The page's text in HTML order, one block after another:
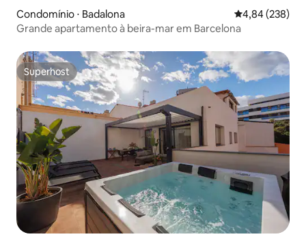
Condomínio ⋅ Badalona 4,84 de uma
4,84 (238)
Grande apartamento à beira-mar em Barcelona
Superhost
Superhost